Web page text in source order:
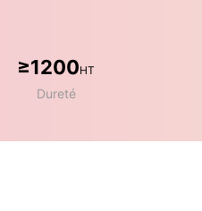
≥1200HT
Dureté